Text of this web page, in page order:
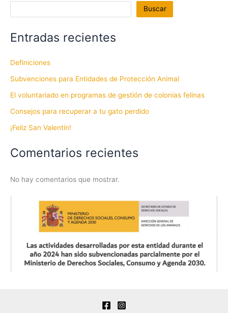
Animal
Buscar
Entradas recientes
Definiciones
Subvenciones para Entidades de Protección Animal
El voluntariado en programas de gestión de colonias felinas
Consejos para recuperar a tu gato perdido
¡Feliz San Valentín!
Comentarios recientes
No hay comentarios que mostrar.